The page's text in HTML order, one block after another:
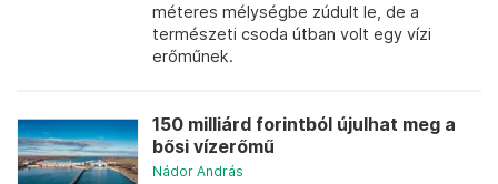
méteres mélységbe zúdult le, de a
természeti csoda útban volt egy vízi
erőműnek.
150 milliárd forintból újulhat meg a
bősi vízerőmű
Nádor András